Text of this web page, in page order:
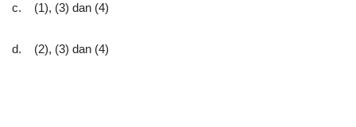
c. (1), (3) dan (4)
d. (2), (3) dan (4)